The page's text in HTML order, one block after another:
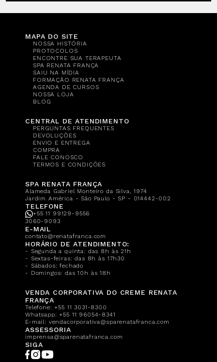
MAPA DO SITE
NOSSA HISTÓRIA
PROTOCOLOS
ENCONTRE SUA TERAPEUTA
SPA RENATA FRANÇA
SAIU NA MÍDIA
FORMAÇÃO RENATA FRANÇA
AGENDA DE CURSOS
NOSSA LOJA
BLOG
CENTRAL DE ATENDIMENTO
PERGUNTAS FREQUENTES
DEVOLUÇÕES
ENVIO E ENTREGA
COMPRA
FALE CONOSCO
TERMOS E CONDIÇÕES
SPA RENATA FRANÇA
Alameda Gabriel Monteiro da Silva, 1974
Jardim América - São Paulo - SP - 014442-002
TELEFONE
+55 11 99129-9556
3060-9093
E-MAIL
contato@renatafranca.com
HORÁRIO DE ATENDIMENTO:
- Segunda a quinta: das 8h às 21h
- Sextas-feiras: das 8h às 17h30
- Sábados: fechado
- Domingos: das 10h às 18h
VENDA CORPORATIVA DO CREME RENATA
FRANÇA
Telefone:+55 11 3031-8300
Whatsapp:+55 11 96054-8341
E-mail: vendacorporativa@sparenatafranca.com
ASSESSORIA
imprensa@sparenatafranca.com
SIGA